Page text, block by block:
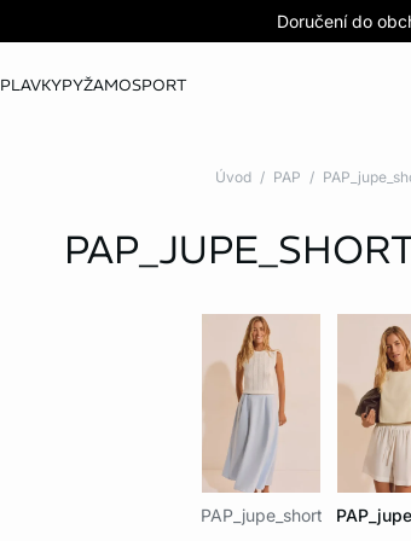
Doručení do
Love EDIT: podprsenka +
PLAVKYPYŽAMOSPORT
Úvod PAP
PAP_jupe_short_jupe